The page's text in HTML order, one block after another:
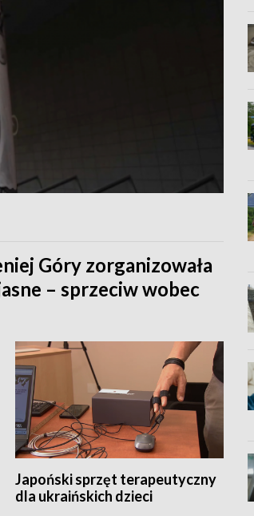
Góry zorganizowała
– sprzeciw wobec
Japoński sprzęt terapeutyczny
dla ukraińskich dzieci